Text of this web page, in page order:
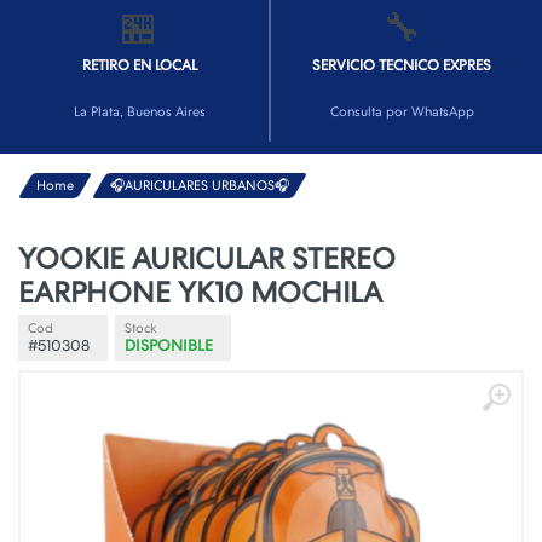
🏪
RETIRO EN LOCAL
La Plata, Buenos Aires
🔧
SERVICIO TECNICO EXPRES
Consulta por WhatsApp
Home 🎧AURICULARES URBANOS🎧
YOOKIE AURICULAR STEREO
EARPHONE YK10 MOCHILA
Cod
#510308
Stock
DISPONIBLE